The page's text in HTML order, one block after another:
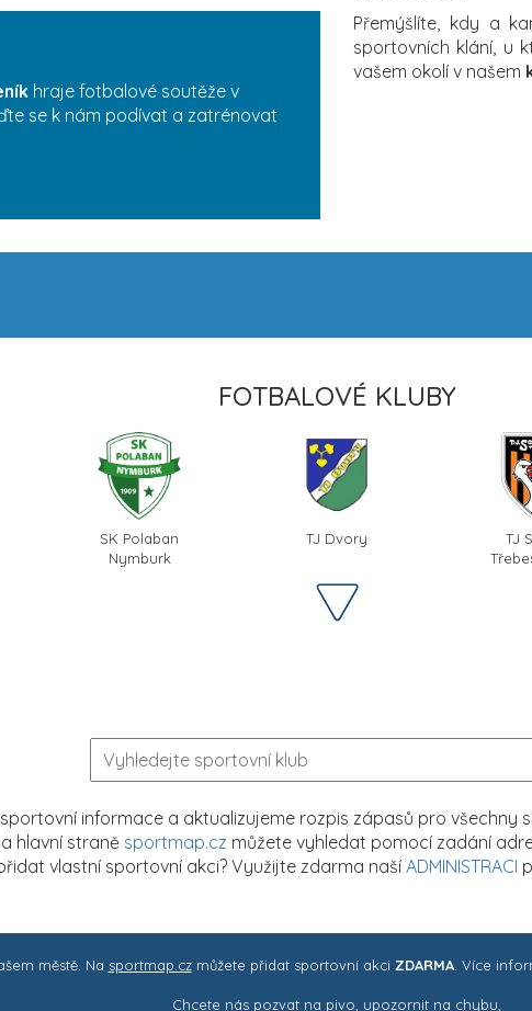
hraje fotbalové soutěže v
se k nám podívat a zatrénovat
Přemýšlíte, kdy a
sportovních klání, u
vašem okolí v našem
FOTBALOVÉ KLUBY
SK Polaban
Nymburk
TJ Dvory
TJ
informace a aktualizujeme rozpis zápasů pro všechny
hlavní straně sportmap.cz můžete vyhledat pomocí zadání
vlastní sportovní akci? Využijte zdarma našíADMINISTRACI
městě. Na sportmap.czmůžete přidat sportovní akci ZDARMA. Více
Chcete nás pozvat na pivo, upozornit na chybu,